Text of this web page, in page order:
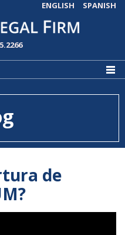
ENGLISH SPANISH
de